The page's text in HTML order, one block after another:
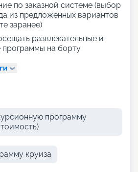
по заказной системе (выбор
из предложенных вариантов
заранее)
развлекательные и
программы на борту
программу
круиза